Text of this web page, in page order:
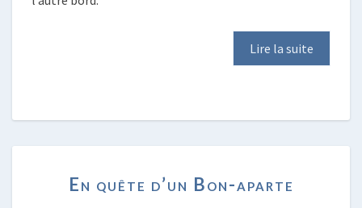
Lire la suite
QUÊTE
En quête d’un Bon-aparte